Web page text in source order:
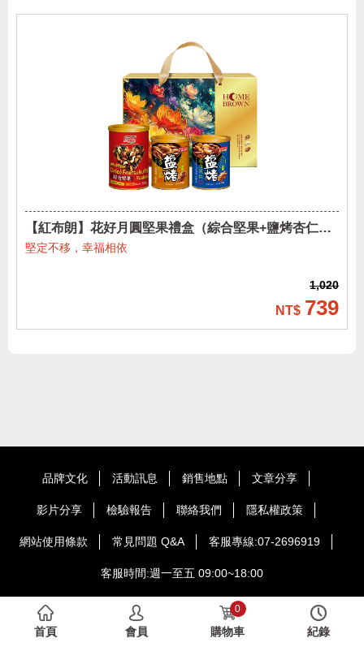
【紅布朗】花好月圓堅果禮盒（綜合堅果+鹽烤杏仁果
+鹽烤威力果仁)
堅定不移，幸福相依
1,020
739
品牌文化 活動訊息 銷售地點 文章分享
影片分享 檢驗報告 聯絡我們 隱私權政策
網站使用條款 常見問題 Q&A 客服專線:07-2696919
客服時間:週一至五 09:00~18:00
Copyright © HOME BROWN International Co.,Ltd. Taiwan All Rights
首頁
會員 購物車
0
紀錄